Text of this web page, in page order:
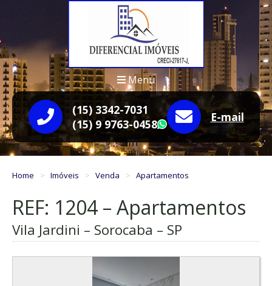
Menu
(15) 3342-7031
(15) 9 9763-0458
WhatsApp
E-mail
Home Imóveis Venda Apartamentos
REF: 1204 – Apartamentos
Vila Jardini – Sorocaba – SP